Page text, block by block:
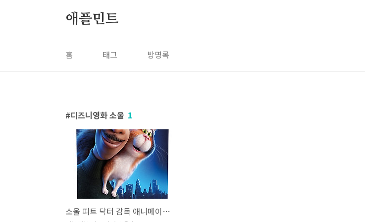
애플민트
홈 태그 방명록
디즈니영화 소울 1
소울 피트 닥터 감독 애니메이션 기본정보 소개, 명대사